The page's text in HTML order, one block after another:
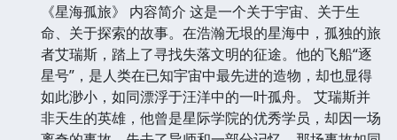
《星海孤旅》 内容简介 这是一个关于宇宙、关于生
命、关于探索的故事。在浩瀚无垠的星海中，孤独的旅
者艾瑞斯，踏上了寻找失落文明的征途。他的飞船“逐
星号”，是人类在已知宇宙中最先进的造物，却也显得
如此渺小，如同漂浮于汪洋中的一叶孤舟。 艾瑞斯并
非天生的英雄，他曾是星际学院的优秀学员，却因一场